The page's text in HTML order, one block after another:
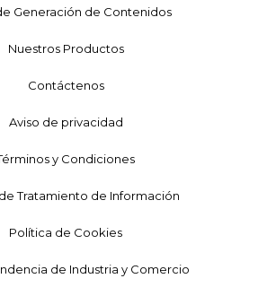
Generación de Contenidos
Nuestros Productos
Contáctenos
Aviso de privacidad
y Condiciones
Tratamiento de Información
Política de Cookies
de Industria y Comercio